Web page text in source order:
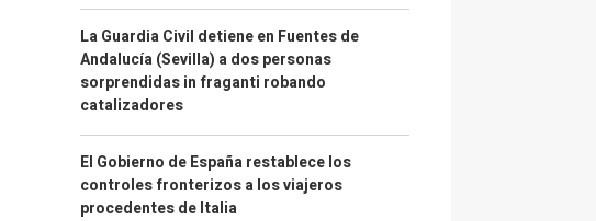
La Guardia Civil detiene en Fuentes de
Andalucía (Sevilla) a dos personas
sorprendidas in fraganti robando
catalizadores
El Gobierno de España restablece los
controles fronterizos a los viajeros
procedentes de Italia